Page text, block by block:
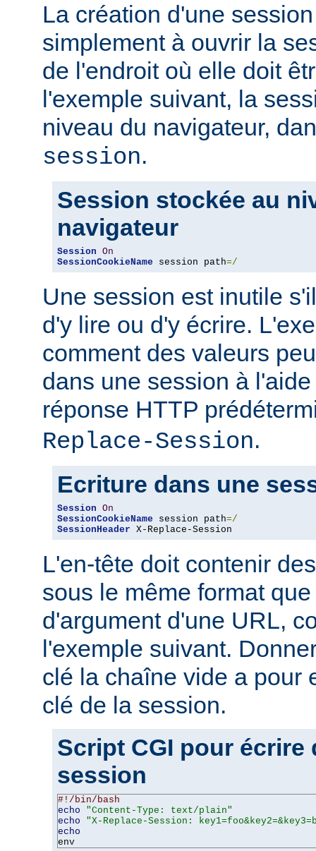
La création d'une
simplement à ouvrir la
de l'endroit où elle doit
l'exemple suivant, la
niveau du navigateur,
session.
Session stockée au
navigateur
Session On
SessionCookieName session path=/
Une session est inutile
d'y lire ou d'y écrire.
comment des valeurs
dans une session à
réponse HTTP
Replace-Session.
Ecriture dans une
Session On
SessionCookieName session path=/
SessionHeader X-Replace-Session
L'en-tête doit contenir
sous le même format
d'argument d'une URL,
l'exemple suivant.
clé la chaîne vide a pour
clé de la session.
Script CGI pour écrire
session
#!/bin/bash
echo
"Content-Type: text/plain"
echo
"X-Replace-Session:
echo
env